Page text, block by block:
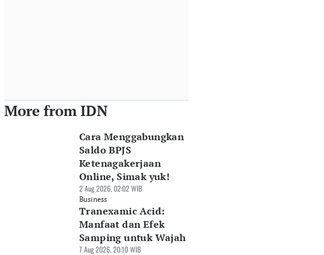
More from IDN
Cara Menggabungkan
Saldo BPJS
Ketenagakerjaan
Online, Simak yuk!
2 Aug 2026, 02:02 WIB
Business
Tranexamic Acid:
Manfaat dan Efek
Samping untuk Wajah
7 Aug 2026, 20:10 WIB